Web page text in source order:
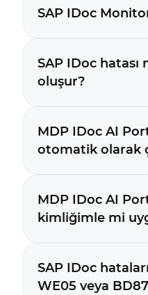
SAP IDoc
SAP IDoc hatası
oluşur?
MDP IDoc AI
otomatik olarak
MDP IDoc AI
kimliğimle mi
SAP IDoc
WE05 veya